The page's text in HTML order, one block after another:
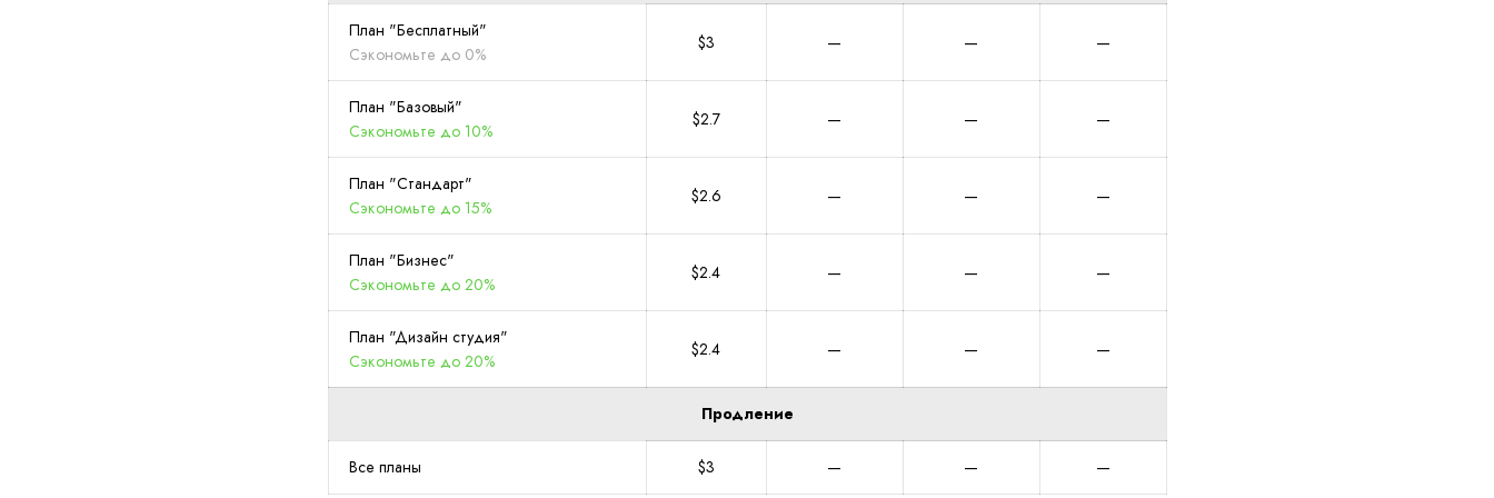
План "Бесплатный"
Сэкономьте до 0%
$3 — — —
План "Базовый"
Сэкономьте до 10%
$2.7 — — —
План "Стандарт"
Сэкономьте до 15%
$2.6 — — —
План "Бизнес"
Сэкономьте до 20%
$2.4 — — —
План "Дизайн cтудия"
Сэкономьте до 20%
$2.4 — — —
Продление
Все планы $3 — — —